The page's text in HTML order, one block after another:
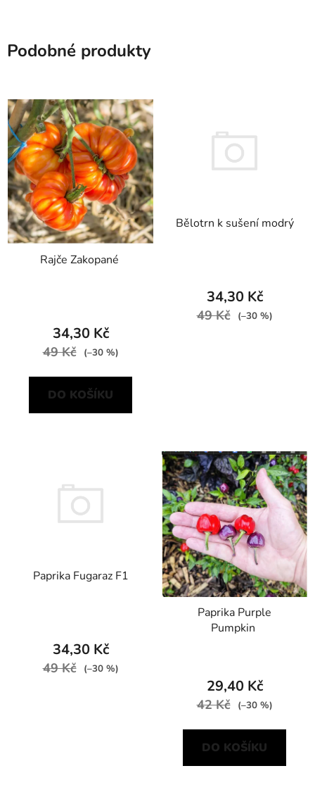
Podobné produkty
Rajče Zakopané
34,30 Kč
49 Kč (–30 %)
DO KOŠÍKU
Bělotrn k sušení modrý
34,30 Kč
49 Kč (–30 %)
Paprika Fugaraz F1
34,30 Kč
49 Kč (–30 %)
Paprika Purple
Pumpkin
29,40 Kč
42 Kč (–30 %)
DO KOŠÍKU